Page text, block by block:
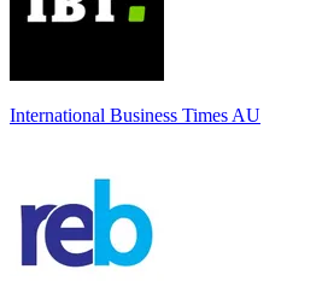
International Business Times AU